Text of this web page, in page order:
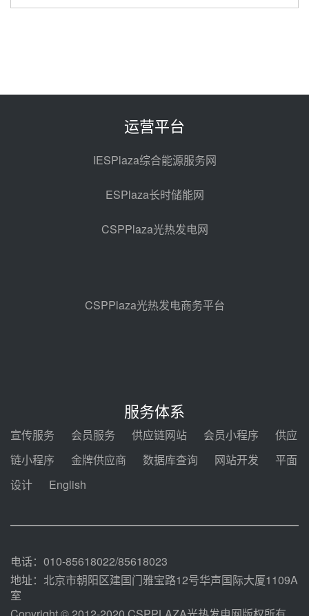
电机组灵活性改造项目三元液态盐
2026-2029年熔盐介质框架协议
中能建华中试研院中标重能新疆
100MW光热项目机组调试及性能
试验
前天 08-05 10:41
格局
前天 08-05 09:11
锅中标格尔木项目蒸汽发生系统
甘肃建投安装公司赴京洽谈，深化
瓜州、博州光热项目战略合作
发！明确推动光热发电规模化发展
运营平台
IESPlaza综合能源服务网
ESPlaza长时储能网
CSPPlaza光热发电网
CSPPlaza光热发电商务平台
服务体系
宣传服务 会员服务 供应链网站 会员小程序
供应
链小程序
金牌供应商 数据库查询 网站开发
平面
设计
English
电话：010-85618022/85618023
地址：北京市朝阳区建国门雅宝路12号华声国际大厦1109A
室